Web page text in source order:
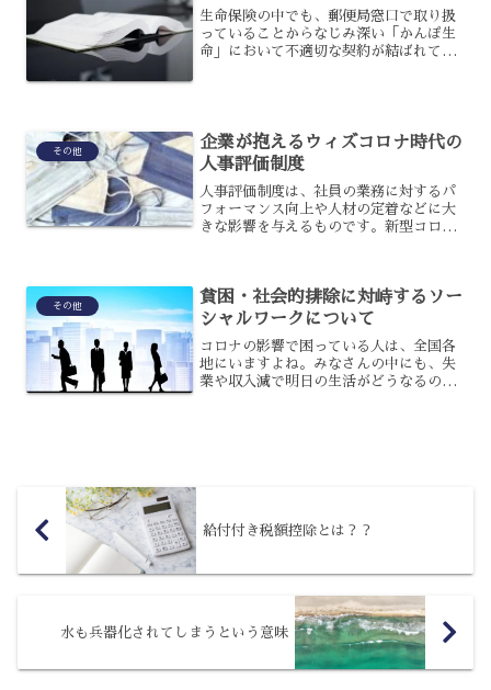
生命保険の中でも、郵便局窓口で取り扱
っていることからなじみ深い「かんぽ生
命」において不適切な契約が結ばれてい
その他
企業が抱えるウィズコロナ時代の
人事評価制度
人事評価制度は、社員の業務に対するパ
フォーマンス向上や人材の定着などに大
きな影響を与えるものです。新型コロナ
ょう。ウィズコロナ時代の...
その他
貧困・社会的排除に対峙するソー
シャルワークについて
コロナの影響で困っている人は、全国各
地にいますよね。みなさんの中にも、失
業や収入減で明日の生活がどうなるのか
給付付き税額控除とは？？
水も兵器化されてしまうという意味